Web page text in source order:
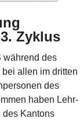
Zyklus
während des
allen im dritten
des
haben Lehr-
des Kantons